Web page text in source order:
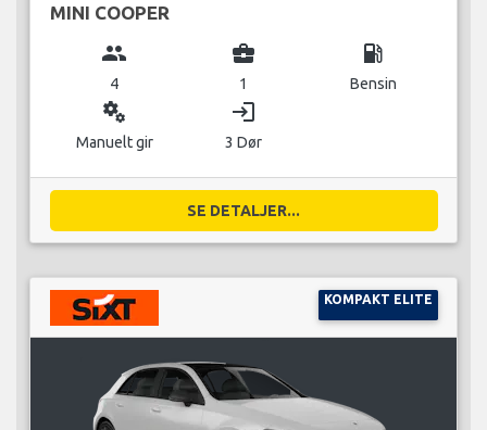
MINI COOPER
group
4
business_center
1
local_gas_station
Bensin
miscellaneous_services
Manuelt gir
login
3 Dør
SE DETALJER...
KOMPAKT ELITE